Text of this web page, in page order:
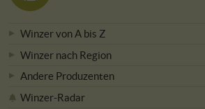
Winzer von A bis Z
Winzer nach Region
Andere Produzenten
Winzer-Radar